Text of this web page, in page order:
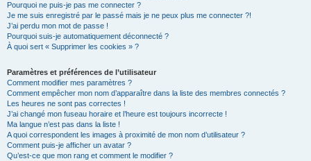
Pourquoi ne puis-je pas me connecter ?
Je me suis enregistré par le passé mais je ne peux plus me connecter ?!
J’ai perdu mon mot de passe !
Pourquoi suis-je automatiquement déconnecté ?
À quoi sert « Supprimer les cookies » ?
Paramètres et préférences de l’utilisateur
Comment modifier mes paramètres ?
Comment empêcher mon nom d’apparaître dans la liste des membres connectés ?
Les heures ne sont pas correctes !
J’ai changé mon fuseau horaire et l’heure est toujours incorrecte !
Ma langue n’est pas dans la liste !
A quoi correspondent les images à proximité de mon nom d’utilisateur ?
Comment puis-je afficher un avatar ?
Qu’est-ce que mon rang et comment le modifier ?